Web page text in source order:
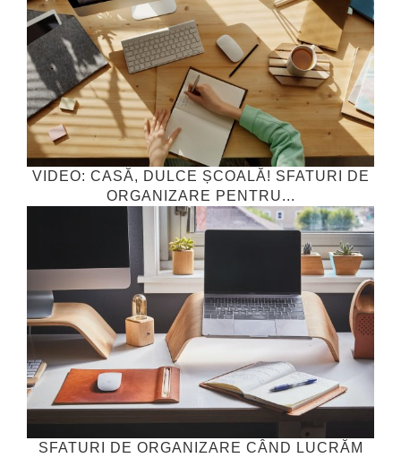
VIDEO: CASĂ, DULCE ȘCOALĂ! SFATURI DE
ORGANIZARE PENTRU...
SFATURI DE ORGANIZARE CÂND LUCRĂM